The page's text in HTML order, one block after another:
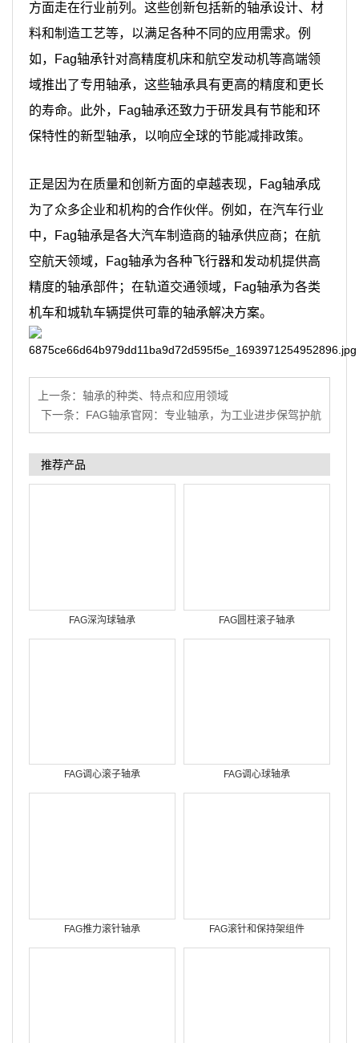
方面走在行业前列。这些创新包括新的轴承设计、材
料和制造工艺等，以满足各种不同的应用需求。例
如，Fag轴承针对高精度机床和航空发动机等高端领
域推出了专用轴承，这些轴承具有更高的精度和更长
的寿命。此外，Fag轴承还致力于研发具有节能和环
保特性的新型轴承，以响应全球的节能减排政策。
正是因为在质量和创新方面的卓越表现，Fag轴承成
为了众多企业和机构的合作伙伴。例如，在汽车行业
中，Fag轴承是各大汽车制造商的轴承供应商；在航
空航天领域，Fag轴承为各种飞行器和发动机提供高
精度的轴承部件；在轨道交通领域，Fag轴承为各类
机车和城轨车辆提供可靠的轴承解决方案。
上一条： 轴承的种类、特点和应用领域
下一条： FAG轴承官网：专业轴承，为工业进步保驾护航
推荐产品
FAG深沟球轴承 FAG圆柱滚子轴承
FAG调心滚子轴承 FAG调心球轴承
FAG推力滚针轴承 FAG滚针和保持架组件